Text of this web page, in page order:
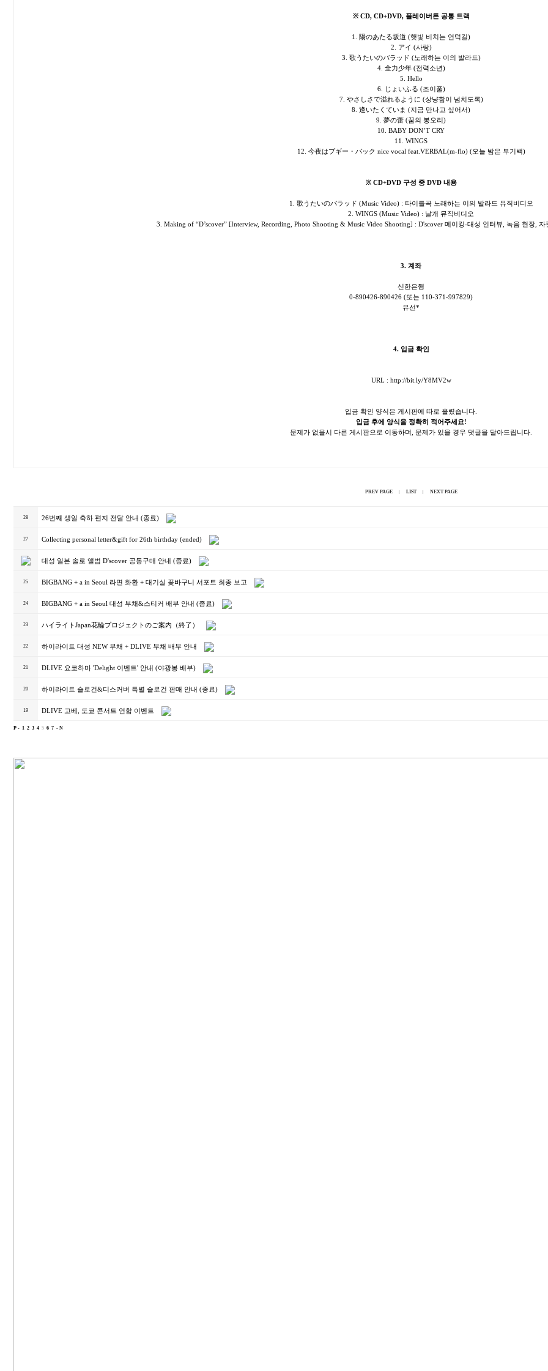
※ CD, CD+DVD, 플레이버튼 공통 트랙
1. 陽のあたる坂道 (햇빛 비치는 언덕길)
2. アイ (사랑)
3. 歌うたいのバラッド (노래하는 이의 발라드)
4. 全力少年 (전력소년)
5. Hello
6. じょいふる (조이풀)
7. やさしさで溢れるように (상냥함이 넘치도록)
8. 逢いたくていま (지금 만나고 싶어서)
9. 夢の蕾 (꿈의 봉오리)
10. BABY DON’T CRY
11. WINGS
12. 今夜はブギー・バック nice vocal feat.VERBAL(m-flo) (오늘 밤은 부기백)
※ CD+DVD 구성 중 DVD 내용
1. 歌うたいのバラッド (Music Video) : 타이틀곡 노래하는 이의 발라드 뮤직비디오
2. WINGS (Music Video) : 날개 뮤직비디오
3. Making of “D’scover” [Interview, Recording, Photo Shooting & Music Video Shooting] : D'scover 메이킹-대성 인터뷰, 녹음 현장,
3. 계좌
신한은행
0-890426-890426 (또는 110-371-997829)
유선*
4. 입금 확인
URL : http://bit.ly/Y8MV2w
입금 확인 양식은 게시판에 따로 올렸습니다.
입금 후에 양식을 정확히 적어주세요!
문제가 없을시 다른 게시판으로 이동하며, 문제가 있을 경우 댓글을 달아드립니다.
PREV PAGE LIST NEXT PAGE
28 26번째 생일 축하 편지 전달 안내 (종료)
27 Collecting personal letter&gift for 26th birthday (ended)
대성 일본 솔로 앨범 D'scover 공동구매 안내 (종료)
25 BIGBANG + a in Seoul 라면 화환 + 대기실 꽃바구니 서포트 최종 보고
24 BIGBANG + a in Seoul 대성 부채&스티커 배부 안내 (종료)
23 ハイライトJapan花輪プロジェクトのご案内（終了）
22 하이라이트 대성 NEW 부채 + DLIVE 부채 배부 안내
21 DLIVE 요쿄하마 'Delight 이벤트' 안내 (야광봉 배부)
20 하이라이트 슬로건&디스커버 특별 슬로건 판매 안내 (종료)
19 DLIVE 고베, 도쿄 콘서트 연합 이벤트
P - 1 2 3 4 5 6 7 - N